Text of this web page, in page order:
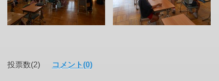
投票数(2) コメント(0)